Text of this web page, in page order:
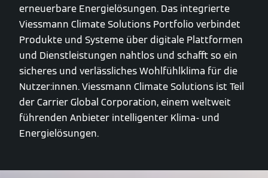
erneuerbare Energielösungen. Das integrierte
Viessmann Climate Solutions Portfolio verbindet
Produkte und Systeme über digitale Plattformen
und Dienstleistungen nahtlos und schafft so ein
sicheres und verlässliches Wohlfühlklima für die
Nutzer:innen. Viessmann Climate Solutions ist Teil
der Carrier Global Corporation, einem weltweit
führenden Anbieter intelligenter Klima- und
Energielösungen.